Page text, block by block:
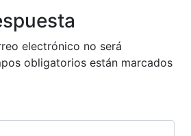
electrónico no será
obligatorios están marcados